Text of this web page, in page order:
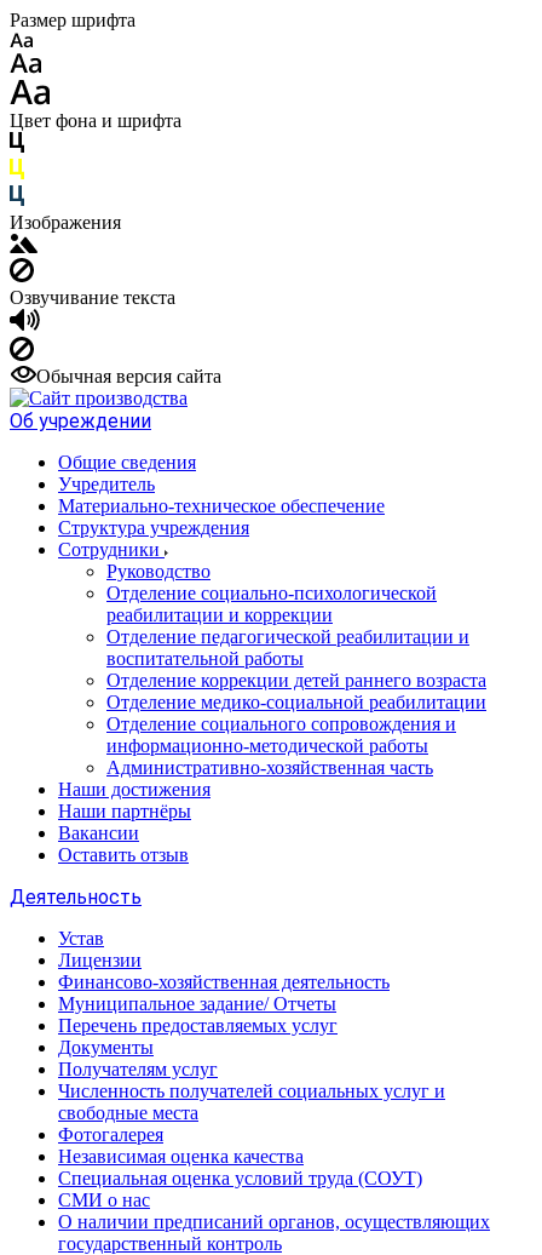
Размер шрифта
Цвет фона и шрифта
Изображения
Озвучивание текста
Обычная версия сайта
Об учреждении
Общие сведения
Учредитель
Материально-техническое обеспечение
Структура учреждения
Сотрудники
Руководство
Отделение социально-психологической
реабилитации и коррекции
Отделение педагогической реабилитации и
воспитательной работы
Отделение коррекции детей раннего возраста
Отделение медико-социальной реабилитации
Отделение социального сопровождения и
информационно-методической работы
Административно-хозяйственная часть
Наши достижения
Наши партнёры
Вакансии
Оставить отзыв
Деятельность
Устав
Лицензии
Финансово-хозяйственная деятельность
Муниципальное задание/ Отчеты
Перечень предоставляемых услуг
Документы
Получателям услуг
Численность получателей социальных услуг и
свободные места
Фотогалерея
Независимая оценка качества
Специальная оценка условий труда (СОУТ)
СМИ о нас
О наличии предписаний органов, осуществляющих
государственный контроль